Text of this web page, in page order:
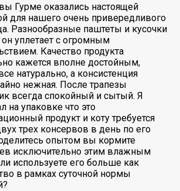
Гурме оказались настоящей
для нашего очень привередливого
Разнообразные паштеты и кусочки
он уплетает с огромным
Качество продукта
кажется вполне достойным,
натурально, а консистенция
нежная. После трапезы
всегда спокойный и сытый. Я
на упаковке что это
продукт и коту требуется
трех консервов в день по его
опытом вы кормите
исключительно этим влажным
используете его больше как
в рамках суточной нормы